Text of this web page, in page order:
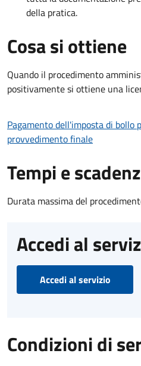
della pratica.
Cosa si ottiene
Quando il procedimento
positivamente si ottiene una
Pagamento dell'imposta di bollo
provvedimento finale
Tempi e
Durata massima del
Accedi al
Accedi al servizio
Condizioni di